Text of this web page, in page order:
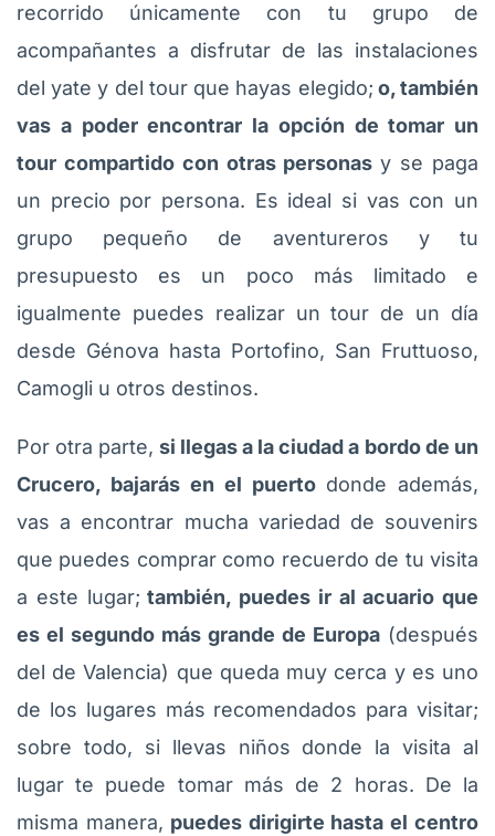
recorrido únicamente con tu grupo de
acompañantes a disfrutar de las instalaciones
del yate y del tour que hayas elegido; o, también
vas a poder encontrar la opción de tomar un
tour compartido con otras personasy se paga
un precio por persona. Es ideal si vas con un
grupo pequeño de aventureros y tu
presupuesto es un poco más limitado e
igualmente puedes realizar un tour de un día
desde Génova hasta Portofino, San Fruttuoso,
Camogli u otros destinos.
Por otra parte, si llegas a la ciudad a bordo de un
Crucero, bajarás en el puerto donde además,
vas a encontrar mucha variedad de souvenirs
que puedes comprar como recuerdo de tu visita
a este lugar; también, puedes ir al acuario que
es el segundo más grande de Europa (después
del de Valencia) que queda muy cerca y es uno
de los lugares más recomendados para visitar;
sobre todo, si llevas niños donde la visita al
lugar te puede tomar más de 2 horas. De la
misma manera, puedes dirigirte hasta el centro